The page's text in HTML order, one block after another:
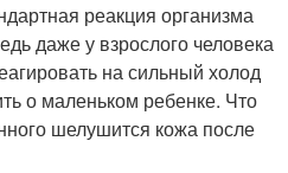
реакция организма
даже у взрослого человека
на сильный холод
о маленьком ребенке. Что
шелушится кожа после